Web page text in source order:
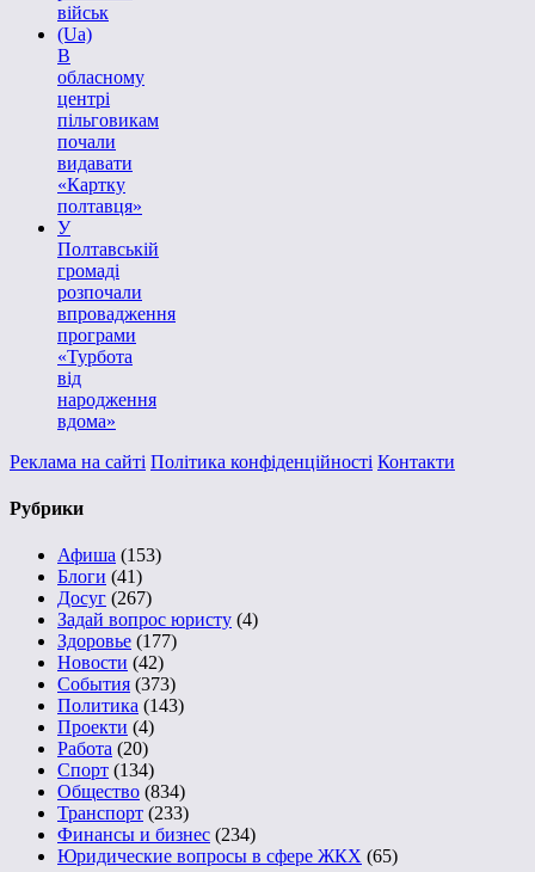
військ
(Ua)
В
обласному
центрі
пільговикам
почали
видавати
«Картку
полтавця»
У
Полтавській
громаді
розпочали
впровадження
програми
«Турбота
від
народження
вдома»
Реклама на сайті Політика конфіденційності Контакти
Рубрики
Афиша (153)
Блоги (41)
Досуг (267)
Задай вопрос юристу (4)
Здоровье (177)
Новости (42)
События (373)
Политика (143)
Проекти (4)
Работа (20)
Спорт (134)
Общество (834)
Транспорт (233)
Финансы и бизнес (234)
Юридические вопросы в сфере ЖКХ (65)